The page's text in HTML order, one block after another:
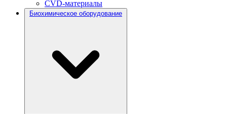
CVD-материалы
Биохимическое оборудование